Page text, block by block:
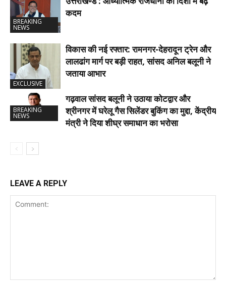
BREAKING
NEWS
कदम
EXCLUSIVE
विकास की नई रफ्तार: रामनगर-देहरादून ट्रेन और
लालढांग मार्ग पर बड़ी राहत, सांसद अनिल बलूनी ने
जताया आभार
BREAKING
NEWS
गढ़वाल सांसद बलूनी ने उठाया कोटद्वार और
श्रीनगर में घरेलू गैस सिलेंडर बुकिंग का मुद्दा, केंद्रीय
मंत्री ने दिया शीघ्र समाधान का भरोसा
LEAVE A REPLY